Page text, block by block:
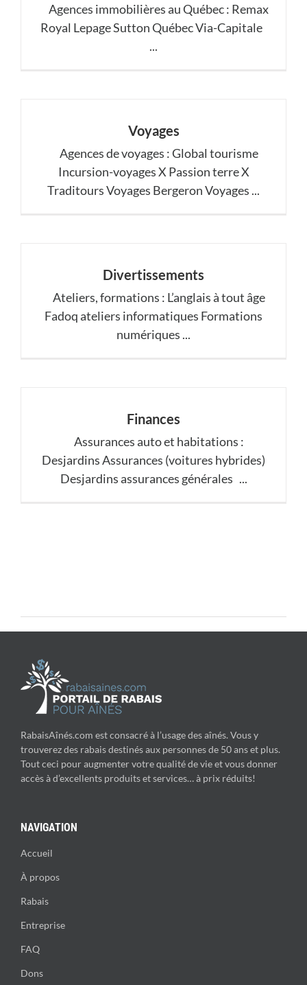
Agences immobilières au Québec : Remax
Royal Lepage Sutton Québec Via-Capitale
...
Voyages
Agences de voyages : Global tourisme
Incursion-voyages X Passion terre X
Traditours Voyages Bergeron Voyages ...
Divertissements
Ateliers, formations : L’anglais à tout âge
Fadoq ateliers informatiques Formations
numériques ...
Finances
Assurances auto et habitations :
Desjardins Assurances (voitures hybrides)
Desjardins assurances générales ...
RabaisAînés.com est consacré à l’usage des aînés. Vous y
trouverez des rabais destinés aux personnes de 50 ans et plus.
Tout ceci pour augmenter votre qualité de vie et vous donner
accès à d’excellents produits et services… à prix réduits!
NAVIGATION
Accueil
À propos
Rabais
Entreprise
FAQ
Dons